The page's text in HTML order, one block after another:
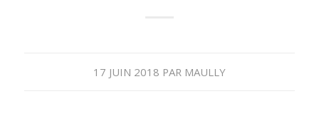
17 JUIN 2018 PAR MAULLY